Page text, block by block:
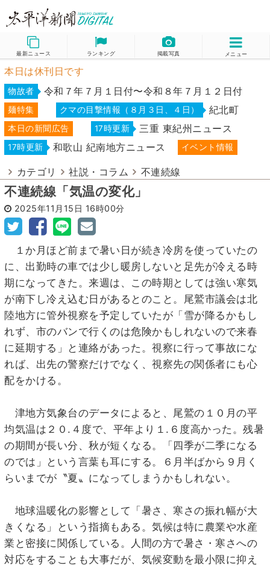
最新ニュース ランキング 掲載写真 メニュー
本日は休刊日です
物故者 令和７年７月１日付〜令和８年７月１２日付
麺特集 クマの目撃情報（８月３日、４日） 紀北町
本日の新聞広告 17時更新 三重 東紀州ニュース
17時更新 和歌山 紀南地方ニュース イベント情報
カテゴリ 社説・コラム 不連続線
不連続線「気温の変化」
2025年11月15日 16時00分
１か月ほど前まで暑い日が続き冷房を使っていたの
に、出勤時の車では少し暖房しないと足先が冷える時
期になってきた。来週は、この時期としては強い寒気
が南下し冷え込む日があるとのこと。尾鷲市議会は北
陸地方に管外視察を予定していたが「雪が降るかもし
れず、市のバンで行くのは危険かもしれないので来春
に延期する」と連絡があった。視察に行って事故にな
れば、出先の警察だけでなく、視察先の関係者にも心
配をかける。
津地方気象台のデータによると、尾鷲の１０月の平
均気温は２０.４度で、平年より１.６度高かった。残暑
の期間が長い分、秋が短くなる。「四季が二季になる
のでは」という言葉も耳にする。６月半ばから９月く
らいまでが〝夏〟になってしまうかもしれない。
地球温暖化の影響として「暑さ、寒さの振れ幅が大
きくなる」という指摘もある。気候は特に農業や水産
業と密接に関係している。人間の方で暑さ・寒さへの
対応をすることも大事だが、気候変動を最小限に抑え